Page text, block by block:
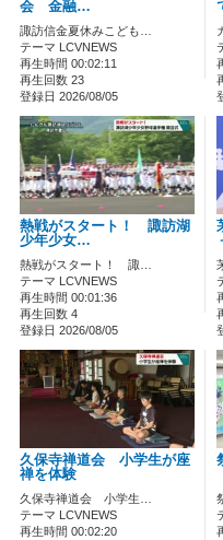
会 金融…
諏訪信金夏休みこども…
テーマ LCVNEWS
再生時間 00:02:11
再生回数 23
登録日 2026/08/05
熱戦がスタート！ 諏訪湖
少年少女…
熱戦がスタート！ 諏…
テーマ LCVNEWS
再生時間 00:01:36
再生回数 4
登録日 2026/08/05
久保寺禅道会 小学生が座
禅を体験
久保寺禅道会 小学生…
テーマ LCVNEWS
再生時間 00:02:20